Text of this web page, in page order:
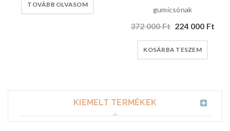
TOVÁBB OLVASOM
gumicsónak
372 000Ft 224 000 Ft
KOSÁRBA TESZEM
KIEMELT TERMÉKEK